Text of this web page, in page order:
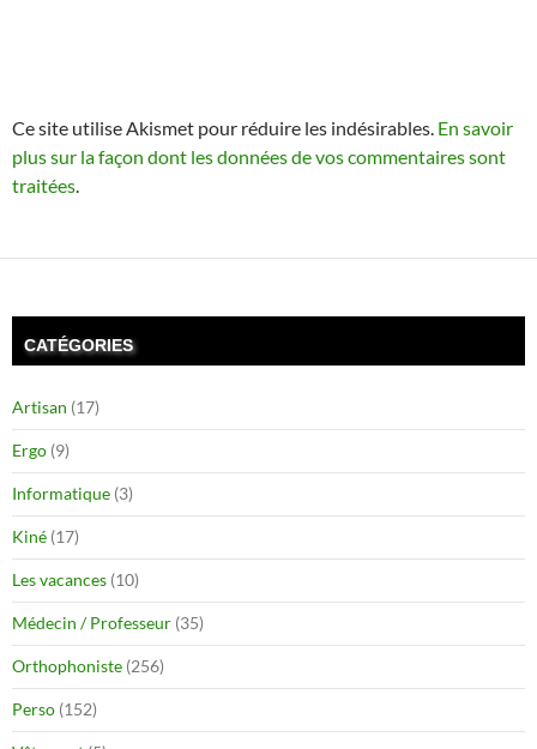
Ce site utilise Akismet pour réduire les indésirables. En savoir
plus sur la façon dont les données de vos commentaires sont
traitées
CATÉGORIES
Artisan (17)
Ergo (9)
Informatique (3)
Kiné (17)
Les vacances (10)
Médecin / Professeur (35)
Orthophoniste (256)
Perso (152)